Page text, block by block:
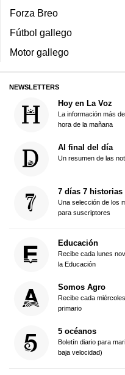
Forza Breo
Fútbol gallego
Motor gallego
NEWSLETTERS
Hoy en La Voz
La información más
hora de la mañana
Al final del día
Un resumen de las
7 días 7 historias
Una selección de los
para suscriptores
Educación
Recibe cada lunes
la Educación
Somos Agro
Recibe cada
primario
5 océanos
Boletín diario para
baja velocidad)